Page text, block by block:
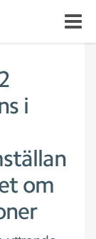
i
om